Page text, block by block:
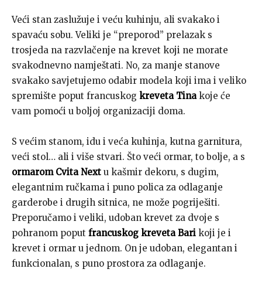
Veći stan zaslužuje i veću kuhinju, ali svakako i
spavaću sobu. Veliki je “preporod” prelazak s
trosjeda na razvlačenje na krevet koji ne morate
svakodnevno namještati. No, za manje stanove
svakako savjetujemo odabir modela koji ima i veliko
spremište poput francuskog kreveta Tina koje će
vam pomoći u boljoj organizaciji doma.
S većim stanom, idu i veća kuhinja, kutna garnitura,
veći stol… ali i više stvari. Što veći ormar, to bolje, a s
ormarom Cvita Next u kašmir dekoru, s dugim,
elegantnim ručkama i puno polica za odlaganje
garderobe i drugih sitnica, ne može pogriješiti.
Preporučamo i veliki, udoban krevet za dvoje s
pohranom poput francuskog kreveta Bari koji je i
krevet i ormar u jednom. On je udoban, elegantan i
funkcionalan, s puno prostora za odlaganje.